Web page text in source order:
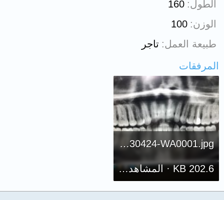
الطول 160
الوزن 100
طبيعة العمل تاجر
المرفقات
IMG-20230424-WA0001.jpg
202.6 KB · المشاهدات: 167